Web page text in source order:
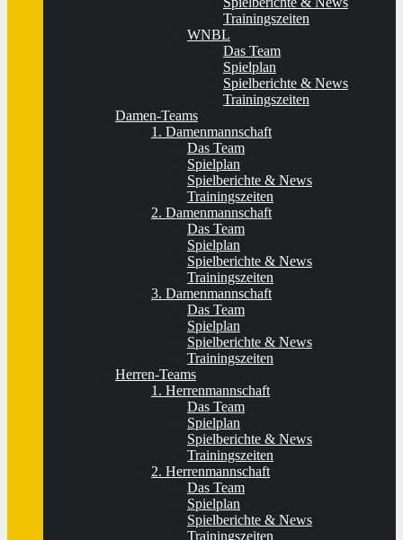
Trainingszeiten
WNBL
Das Team
Spielplan
Spielberichte & News
Trainingszeiten
Damen-Teams
1. Damenmannschaft
Das Team
Spielplan
Spielberichte & News
Trainingszeiten
2. Damenmannschaft
Das Team
Spielplan
Spielberichte & News
Trainingszeiten
3. Damenmannschaft
Das Team
Spielplan
Spielberichte & News
Trainingszeiten
Herren-Teams
1. Herrenmannschaft
Das Team
Spielplan
Spielberichte & News
Trainingszeiten
2. Herrenmannschaft
Das Team
Spielplan
Spielberichte & News
Trainingszeiten